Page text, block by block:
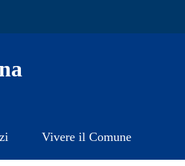
Vivere il Comune